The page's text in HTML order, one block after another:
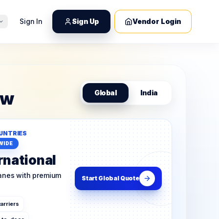
Sign In Sign Up Vendor Login
Global India
with premium
Start Global Quote